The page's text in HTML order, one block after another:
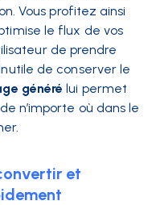
Vous profitez ainsi
le flux de vos
de prendre
de conserver le
générélui permet
n’importe où dans le
et